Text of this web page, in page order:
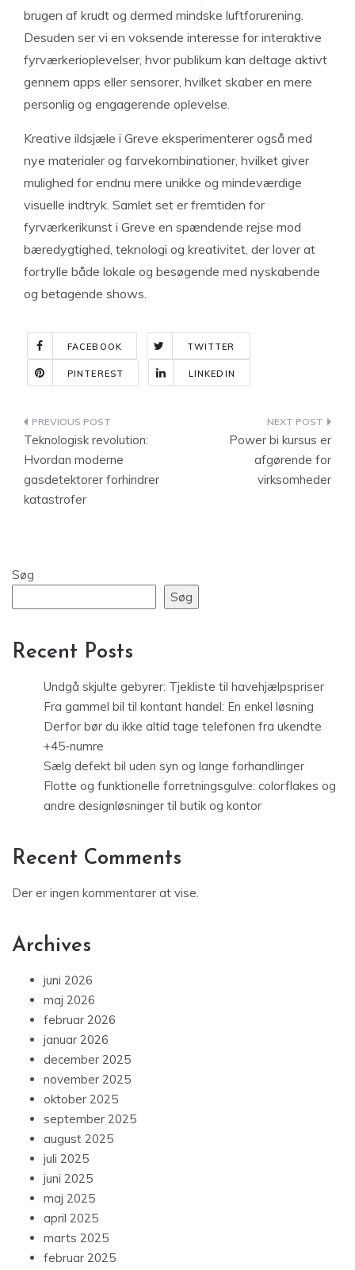
brugen af krudt og dermed mindske luftforurening.
Desuden ser vi en voksende interesse for interaktive
fyrværkerioplevelser, hvor publikum kan deltage aktivt
gennem apps eller sensorer, hvilket skaber en mere
personlig og engagerende oplevelse.
Kreative ildsjæle i Greve eksperimenterer også med
nye materialer og farvekombinationer, hvilket giver
mulighed for endnu mere unikke og mindeværdige
visuelle indtryk. Samlet set er fremtiden for
fyrværkerikunst i Greve en spændende rejse mod
bæredygtighed, teknologi og kreativitet, der lover at
fortrylle både lokale og besøgende med nyskabende
og betagende shows.
FACEBOOK TWITTER
PINTEREST LINKEDIN
Indlægsnavigation
Teknologisk revolution:
Hvordan moderne
gasdetektorer forhindrer
katastrofer
Power bi kursus er
afgørende for
virksomheder
Søg
Søg
Recent Posts
Undgå skjulte gebyrer: Tjekliste til havehjælpspriser
Fra gammel bil til kontant handel: En enkel løsning
Derfor bør du ikke altid tage telefonen fra ukendte
+45-numre
Sælg defekt bil uden syn og lange forhandlinger
Flotte og funktionelle forretningsgulve: colorflakes og
andre designløsninger til butik og kontor
Recent Comments
Der er ingen kommentarer at vise.
Archives
juni 2026
maj 2026
februar 2026
januar 2026
december 2025
november 2025
oktober 2025
september 2025
august 2025
juli 2025
juni 2025
maj 2025
april 2025
marts 2025
februar 2025